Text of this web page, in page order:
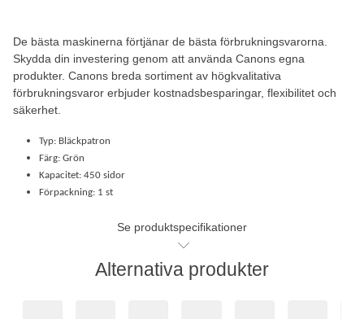
De bästa maskinerna förtjänar de bästa förbrukningsvarorna.
Skydda din investering genom att använda Canons egna
produkter. Canons breda sortiment av högkvalitativa
förbrukningsvaror erbjuder kostnadsbesparingar, flexibilitet och
säkerhet.
Typ: Bläckpatron
Färg: Grön
Kapacitet: 450 sidor
Förpackning: 1 st
Se produktspecifikationer
Alternativa produkter